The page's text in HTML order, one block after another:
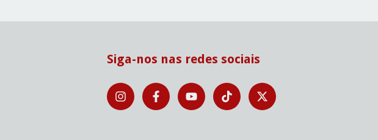
Siga-nos nas redes sociais